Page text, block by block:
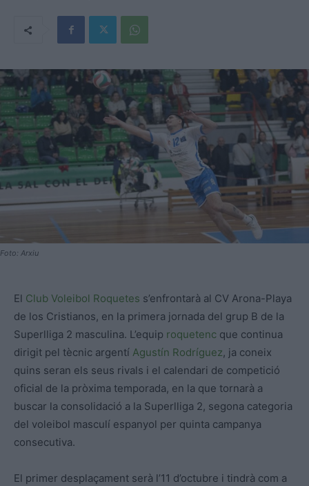
Foto: Arxiu
El Club Voleibol Roquetes s’enfrontarà al CV Arona-Playa
de los Cristianos, en la primera jornada del grup B de la
Superlliga 2 masculina. L’equip roquetenc que continua
dirigit pel tècnic argentí Agustín Rodríguez, ja coneix
quins seran els seus rivals i el calendari de competició
oficial de la pròxima temporada, en la que tornarà a
buscar la consolidació a la Superlliga 2, segona categoria
del voleibol masculí espanyol per quinta campanya
consecutiva.
El primer desplaçament serà l’11 d’octubre i tindrà com a